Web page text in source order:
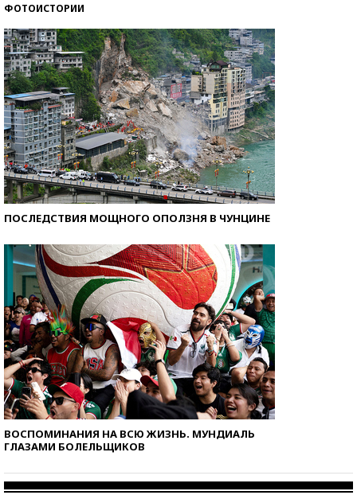
ФОТОИСТОРИИ
ПОСЛЕДСТВИЯ МОЩНОГО ОПОЛЗНЯ В ЧУНЦИНЕ
ВОСПОМИНАНИЯ НА ВСЮ ЖИЗНЬ. МУНДИАЛЬ
ГЛАЗАМИ БОЛЕЛЬЩИКОВ